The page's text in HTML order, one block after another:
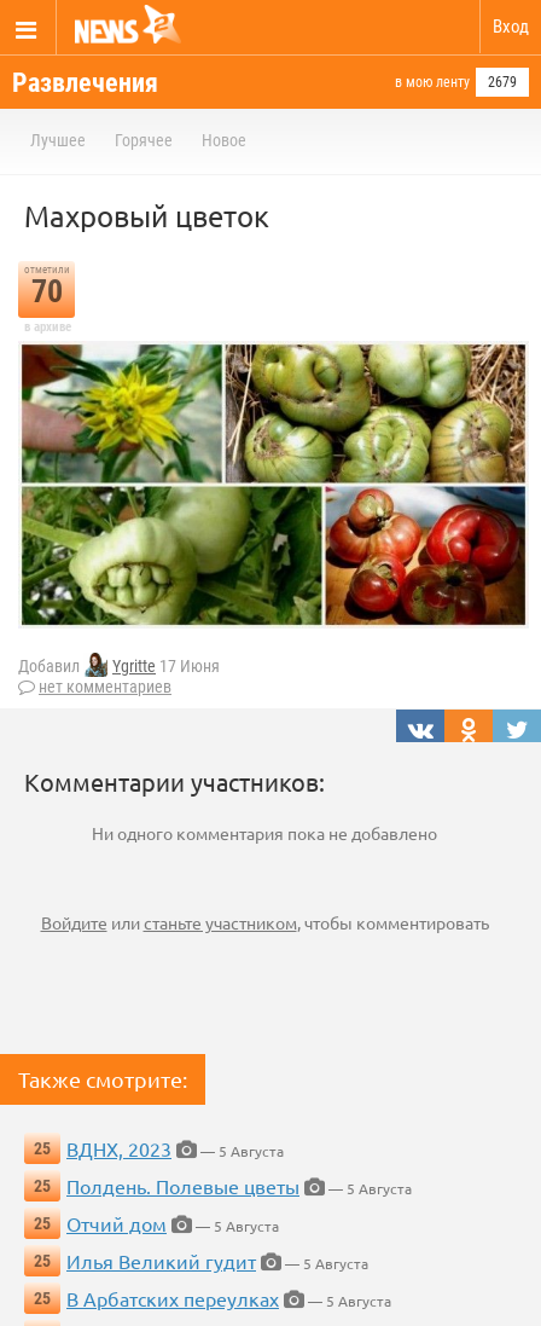
Вход
Развлечения в мою ленту 2679
Лучшее Горячее Новое
Махровый цветок
отметили
70
в архиве
Добавил Ygritte 17 Июня
нет комментариев
Комментарии участников:
Ни одного комментария пока не добавлено
Войдите илистаньте участником, чтобы комментировать
Также смотрите:
25 ВДНХ, 2023
— 5 Августа
25
Полдень. Полевые цветы
— 5 Августа
25
Отчий дом
— 5 Августа
25
Илья Великий гудит
— 5 Августа
25
В Арбатских переулках
— 5 Августа